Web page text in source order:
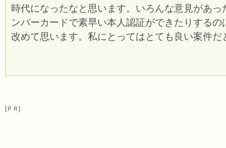
時代になったなと思います。いろんな意見があ
ンバーカードで素早い本人認証ができたりする
改めて思います。私にとってはとても良い案件だ
[ＰＲ]